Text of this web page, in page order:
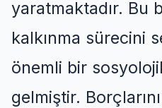
yaratmaktadır. Bu
kalkınma sürecini
önemli bir
gelmiştir.